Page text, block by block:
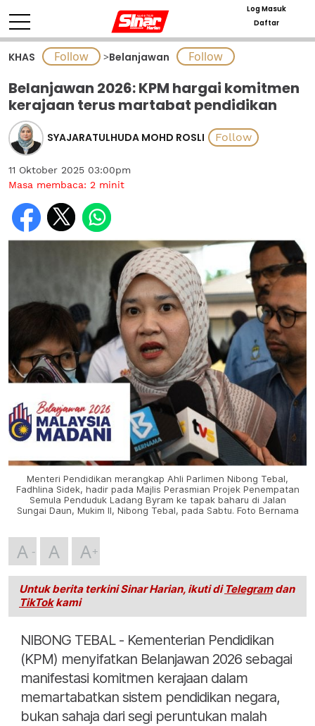
Log Masuk
Daftar
KHAS >Belanjawan
Belanjawan 2026: KPM hargai komitmen
kerajaan terus martabat pendidikan
SYAJARATULHUDA MOHD ROSLI
11 Oktober 2025 03:00pm
Masa membaca: 2 minit
Menteri Pendidikan merangkap Ahli Parlimen Nibong Tebal,
Fadhlina Sidek, hadir pada Majlis Perasmian Projek Penempatan
Semula Penduduk Ladang Byram ke tapak baharu di Jalan
Sungai Daun, Mukim II, Nibong Tebal, pada Sabtu. Foto Bernama
A A A
Untuk berita terkini Sinar Harian, ikuti di Telegramdan
TikTokkami
NIBONG TEBAL - Kementerian Pendidikan
(KPM) menyifatkan Belanjawan 2026 sebagai
manifestasi komitmen kerajaan dalam
memartabatkan sistem pendidikan negara,
bukan sahaja dari segi peruntukan malah